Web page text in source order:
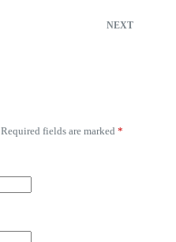
NEXT
Required fields are marked *